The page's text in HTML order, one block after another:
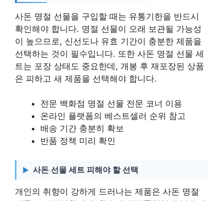
사돈 명절 선물을 구입할 때는 유통기한을 반드시
확인해야 합니다. 명절 선물이 오래 보관될 가능성
이 높으므로, 신선도나 유효 기간이 충분한 제품을
선택하는 것이 필수입니다. 또한 사돈 명절 선물 세
트는 포장 상태도 중요한데, 개봉 후 재포장된 상품
은 피하고 새 제품을 선택해야 합니다.
전문 백화점 명절 선물 전문 코너 이용
온라인 플랫폼의 베스트셀러 순위 참고
배송 기간 충분히 확보
반품 정책 미리 확인
사돈 선물 세트 피해야 할 선택
개인의 취향이 강하게 드러나는 제품은 사돈 명절